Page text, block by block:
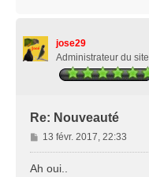
jose29
Administrateur du site
Re: Nouveauté
M
e
s
13 févr. 2017, 22:33
Ah oui..